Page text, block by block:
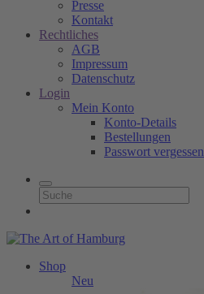
Presse
Kontakt
Rechtliches
AGB
Impressum
Datenschutz
Login
Mein Konto
Konto-Details
Bestellungen
Passwort vergessen
Shop
Neu